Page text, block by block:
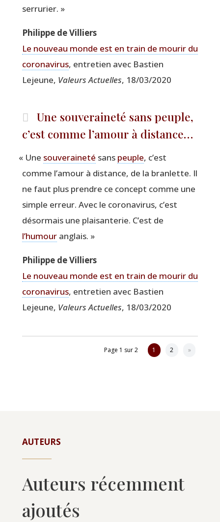
serrurier. »
Phi­lippe de Villiers
Le nou­veau monde est en train de mou­rir du
coro­na­vi­rus, entre­tien avec Bas­tien
Lejeune, Valeurs Actuelles, 18/03/2020
Une souveraineté sans peuple,
c’est comme l’amour à distance…
« Une sou­ve­rai­ne­té sans peuple, c’est
comme l’amour à dis­tance, de la bran­lette. Il
ne faut plus prendre ce concept comme une
simple erreur. Avec le coro­na­vi­rus, c’est
désor­mais une plai­san­te­rie. C’est de
l’humouranglais. »
Phi­lippe de Villiers
Le nou­veau monde est en train de mou­rir du
coro­na­vi­rus, entre­tien avec Bas­tien
Lejeune, Valeurs Actuelles, 18/03/2020
Page 1 sur 2 1 2 »
AUTEURS
Auteurs récemment
ajoutés